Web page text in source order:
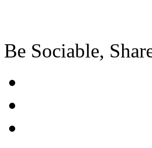
Be Sociable,